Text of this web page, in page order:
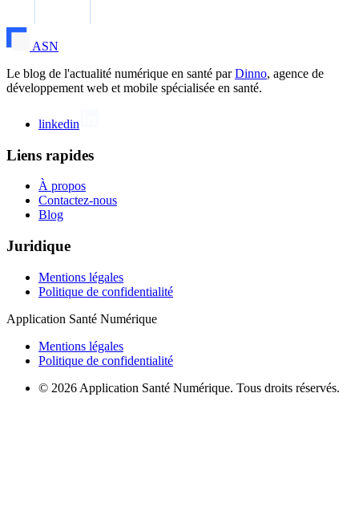
ASN
Le blog de l'actualité numérique en santé parDinno, agence de
développement web et mobile spécialisée en santé.
linkedin
Liens rapides
À propos
Contactez-nous
Blog
Juridique
Mentions légales
Politique de confidentialité
Application Santé Numérique
Mentions légales
Politique de confidentialité
© 2026 Application Santé Numérique. Tous droits réservés.